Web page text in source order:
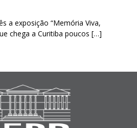
a exposição “Memória Viva,
chega a Curitiba poucos […]